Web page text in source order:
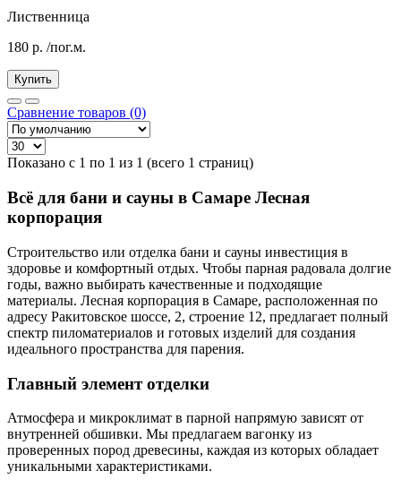
Лиственница
180 р. /пог.м.
Купить
Сравнение товаров (0)
Показано с 1 по 1 из 1 (всего 1 страниц)
Всё для бани и сауны в Самаре Лесная
корпорация
Строительство или отделка бани и сауны инвестиция в
здоровье и комфортный отдых. Чтобы парная радовала долгие
годы, важно выбирать качественные и подходящие
материалы. Лесная корпорация в Самаре, расположенная по
адресу Ракитовское шоссе, 2, строение 12, предлагает полный
спектр пиломатериалов и готовых изделий для создания
идеального пространства для парения.
Главный элемент отделки
Атмосфера и микроклимат в парной напрямую зависят от
внутренней обшивки. Мы предлагаем вагонку из
проверенных пород древесины, каждая из которых обладает
уникальными характеристиками.